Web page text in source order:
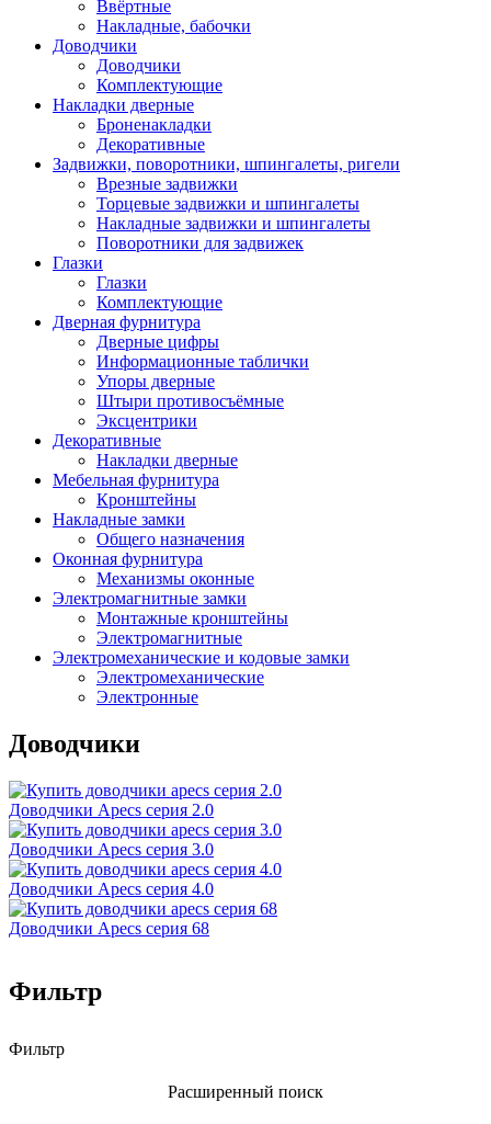
Ввёртные
Накладные, бабочки
Доводчики
Доводчики
Комплектующие
Накладки дверные
Броненакладки
Декоративные
Задвижки, поворотники, шпингалеты, ригели
Врезные задвижки
Торцевые задвижки и шпингалеты
Накладные задвижки и шпингалеты
Поворотники для задвижек
Глазки
Глазки
Комплектующие
Дверная фурнитура
Дверные цифры
Информационные таблички
Упоры дверные
Штыри противосъёмные
Эксцентрики
Декоративные
Накладки дверные
Мебельная фурнитура
Кронштейны
Накладные замки
Общего назначения
Оконная фурнитура
Механизмы оконные
Электромагнитные замки
Монтажные кронштейны
Электромагнитные
Электромеханические и кодовые замки
Электромеханические
Электронные
Доводчики
Доводчики Apecs серия 2.0
Доводчики Apecs серия 3.0
Доводчики Apecs серия 4.0
Доводчики Apecs серия 68
Фильтр
Фильтр
Расширенный поиск